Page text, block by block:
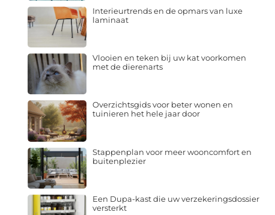
Interieurtrends en de opmars van luxe
laminaat
Vlooien en teken bij uw kat voorkomen
met de dierenarts
Overzichtsgids voor beter wonen en
tuinieren het hele jaar door
Stappenplan voor meer wooncomfort en
buitenplezier
Een Dupa-kast die uw verzekeringsdossier
versterkt